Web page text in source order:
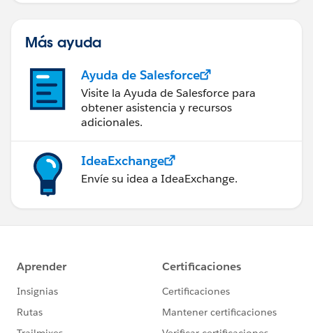
Más ayuda
Ayuda de Salesforce
Visite la Ayuda de Salesforce para
obtener asistencia y recursos
adicionales.
IdeaExchange
Envíe su idea a IdeaExchange.